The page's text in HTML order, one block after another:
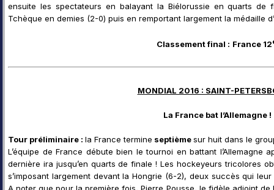
ensuite les spectateurs en balayant la Biélorussie en quarts de
Tchèque en demies (2-0) puis en remportant largement la médaille
Classement final : France 12
MONDIAL 2016 : SAINT-
La France bat l’Allemagne !
Tour préliminaire : la France termine septièmesur huit dans le
L’équipe de France débute bien le tournoi en battant l’Allemagne
dernière ira jusqu’en quarts de finale ! Les hockeyeurs tricolores
s’imposant largement devant la Hongrie (6-2), deux succès qui
A noter que pour la première fois, Pierre Pousse, le fidèle adjoint